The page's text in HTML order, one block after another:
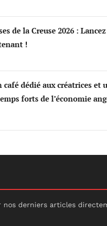
de la Creuse 2026 :
!
café dédié aux créatrices et
forts de l’économie
nos derniers articles